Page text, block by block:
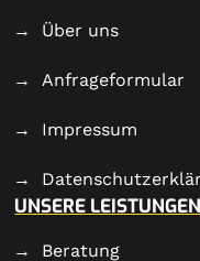
Über uns
Anfrageformular
Impressum
UNSERE LEISTUNGEN
Beratung